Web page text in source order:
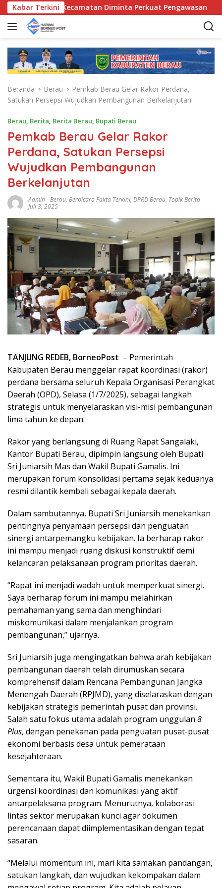
a
Kabar Terkini
Bunda Kecamatan Diminta Perkuat Pengawasan
Beranda Berau
Pemkab Berau Gelar Rakor Perdana,
Satukan Persepsi Wujudkan Pembangunan Berkelanjutan
Berau, Berita, Berita Berau, Bupati Berau
Pemkab Berau Gelar Rakor
Perdana, Satukan Persepsi
Wujudkan Pembangunan
Berkelanjutan
Admin-Berau, Berbicara Fakta Terkini, DPRD Berau, Topik Berita
Juli 3, 2025
TANJUNG REDEB, BorneoPost – Pemerintah
Kabupaten Berau menggelar rapat koordinasi (rakor)
perdana bersama seluruh Kepala Organisasi Perangkat
Daerah (OPD), Selasa (1/7/2025), sebagai langkah
strategis untuk menyelaraskan visi-misi pembangunan
lima tahun ke depan.
Rakor yang berlangsung di Ruang Rapat Sangalaki,
Kantor Bupati Berau, dipimpin langsung oleh Bupati
Sri Juniarsih Mas dan Wakil Bupati Gamalis. Ini
merupakan forum konsolidasi pertama sejak keduanya
resmi dilantik kembali sebagai kepala daerah.
Dalam sambutannya, Bupati Sri Juniarsih menekankan
pentingnya penyamaan persepsi dan penguatan
sinergi antarpemangku kebijakan. Ia berharap rakor
ini mampu menjadi ruang diskusi konstruktif demi
kelancaran pelaksanaan program prioritas daerah.
“Rapat ini menjadi wadah untuk memperkuat sinergi.
Saya berharap forum ini mampu melahirkan
pemahaman yang sama dan menghindari
miskomunikasi dalam menjalankan program
pembangunan,” ujarnya.
Sri Juniarsih juga mengingatkan bahwa arah kebijakan
pembangunan daerah telah dirumuskan secara
komprehensif dalam Rencana Pembangunan Jangka
Menengah Daerah (RPJMD), yang diselaraskan dengan
kebijakan strategis pemerintah pusat dan provinsi.
Salah satu fokus utama adalah program unggulan 8
Plus, dengan penekanan pada penguatan pusat-pusat
ekonomi berbasis desa untuk pemerataan
kesejahteraan.
Sementara itu, Wakil Bupati Gamalis menekankan
urgensi koordinasi dan komunikasi yang aktif
antarpelaksana program. Menurutnya, kolaborasi
lintas sektor merupakan kunci agar dokumen
perencanaan dapat diimplementasikan dengan tepat
sasaran.
“Melalui momentum ini, mari kita samakan pandangan,
satukan langkah, dan wujudkan kekompakan dalam